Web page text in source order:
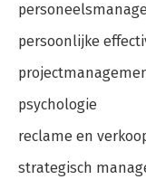
persoonlijke
psychologie
reclame en
strategisch